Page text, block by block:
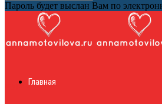
Пароль будет выслан Вам по
журналГлавная